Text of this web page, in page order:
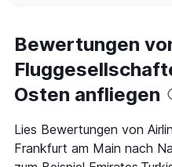
Alle
Zeiten
sind
Abflugzeiten..
Range:
categories.
The
chart
Bewertungen
Osten anfliegen
Lies Bewertungen von
Frankfurt am Main nach